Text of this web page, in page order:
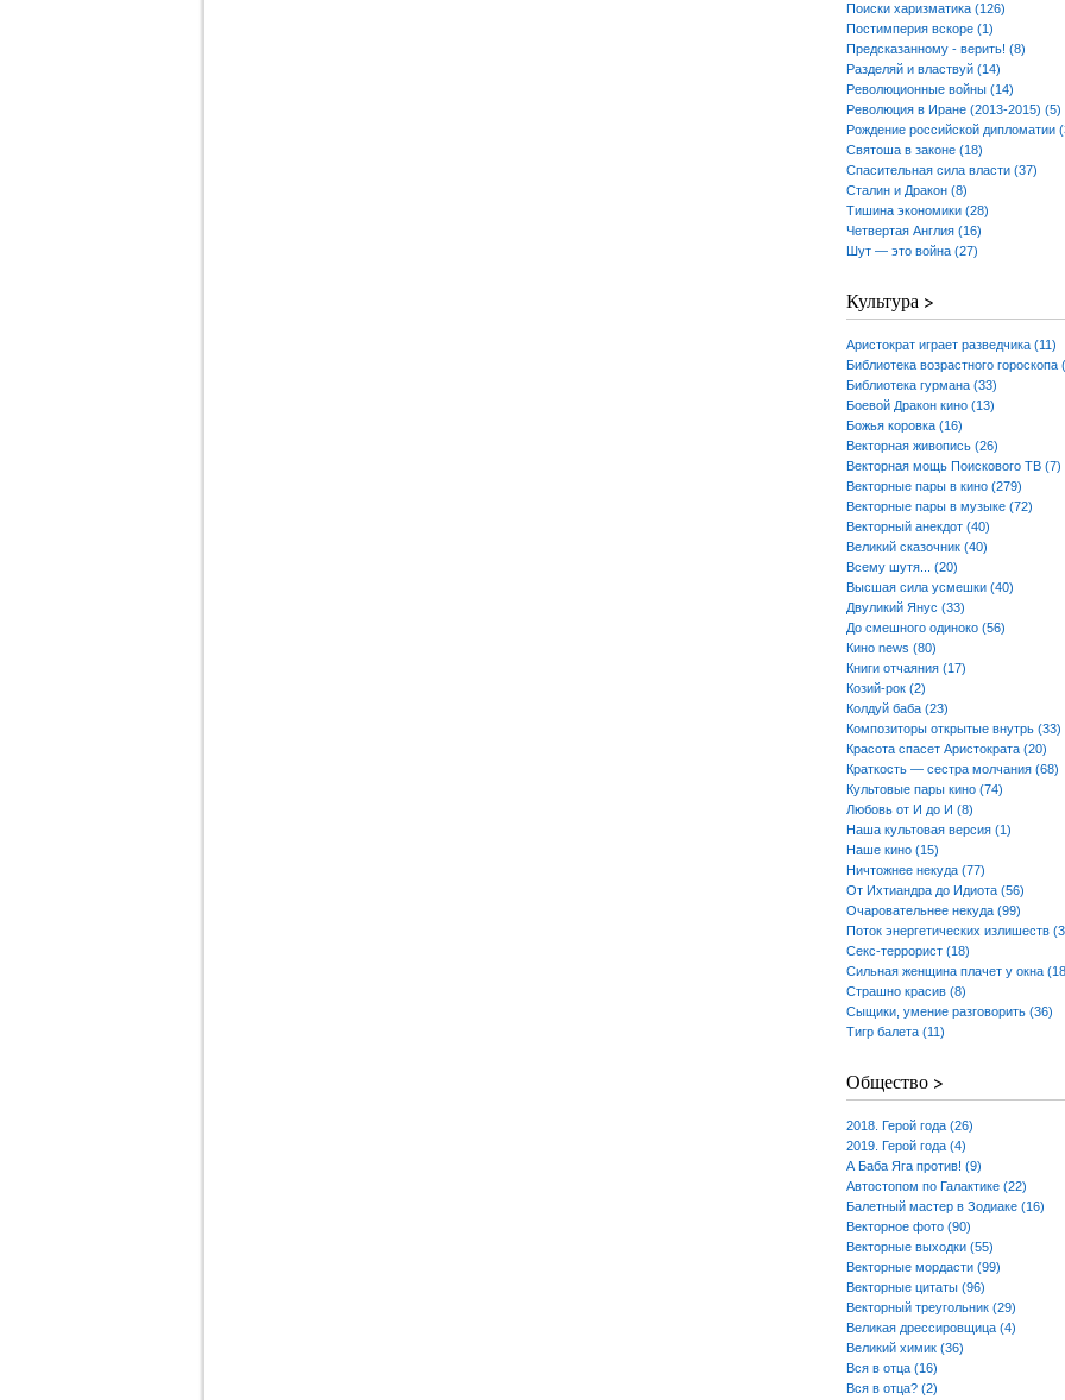
Поиски харизматика (126)
Постимперия вскоре (1)
Предсказанному - верить! (8)
Разделяй и властвуй (14)
Революционные войны (14)
Революция в Иране (2013-2015) (5)
Рождение российской дипломатии
Святоша в законе (18)
Спасительная сила власти (37)
Сталин и Дракон (8)
Тишина экономики (28)
Четвертая Англия (16)
Шут — это война (27)
Культура >
Аристократ играет разведчика (11)
Библиотека возрастного гороскопа
Библиотека гурмана (33)
Боевой Дракон кино (13)
Божья коровка (16)
Векторная живопись (26)
Векторная мощь Поискового ТВ (7)
Векторные пары в кино (279)
Векторные пары в музыке (72)
Векторный анекдот (40)
Великий сказочник (40)
Всему шутя... (20)
Высшая сила усмешки (40)
Двуликий Янус (33)
До смешного одиноко (56)
Кино news (80)
Книги отчаяния (17)
Козий-рок (2)
Колдуй баба (23)
Композиторы открытые внутрь (33)
Красота спасет Аристократа (20)
Краткость — сестра молчания (68)
Культовые пары кино (74)
Любовь от И до И (8)
Наша культовая версия (1)
Наше кино (15)
Ничтожнее некуда (77)
От Ихтиандра до Идиота (56)
Очаровательнее некуда (99)
Поток энергетических излишеств
Секс-террорист (18)
Сильная женщина плачет у окна
Страшно красив (8)
Сыщики, умение разговорить (36)
Тигр балета (11)
Общество >
2018. Герой года (26)
2019. Герой года (4)
А Баба Яга против! (9)
Автостопом по Галактике (22)
Балетный мастер в Зодиаке (16)
Векторное фото (90)
Векторные выходки (55)
Векторные мордасти (99)
Векторные цитаты (96)
Векторный треугольник (29)
Великая дрессировщица (4)
Великий химик (36)
Вся в отца (16)
Вся в отца? (2)